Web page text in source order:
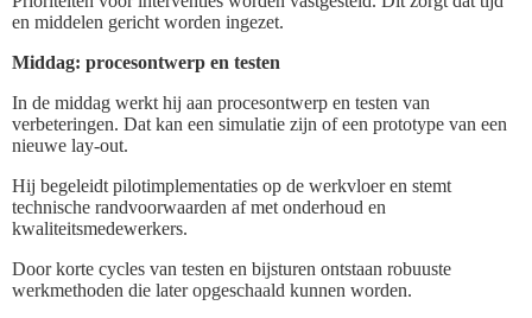
en middelen gericht worden ingezet.
Middag: procesontwerp en testen
In de middag werkt hij aan procesontwerp en testen van
verbeteringen. Dat kan een simulatie zijn of een prototype van een
nieuwe lay-out.
Hij begeleidt pilotimplementaties op de werkvloer en stemt
technische randvoorwaarden af met onderhoud en
kwaliteitsmedewerkers.
Door korte cycles van testen en bijsturen ontstaan robuuste
werkmethoden die later opgeschaald kunnen worden.